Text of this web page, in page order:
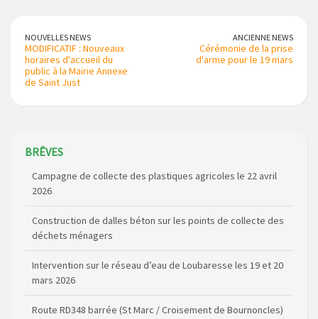
NOUVELLES NEWS
MODIFICATIF : Nouveaux
horaires d'accueil du
public à la Mairie Annexe
de Saint Just
ANCIENNE NEWS
Cérémonie de la prise
d'arme pour le 19 mars
BRÊVES
Campagne de collecte des plastiques agricoles le 22 avril
2026
Construction de dalles béton sur les points de collecte des
déchets ménagers
Intervention sur le réseau d’eau de Loubaresse les 19 et 20
mars 2026
Route RD348 barrée (St Marc / Croisement de Bournoncles)
du 7 au 10 avril 2026